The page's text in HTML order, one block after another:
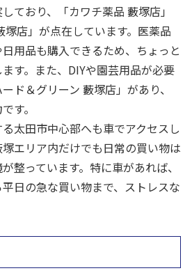
ており、「カワチ薬品 藪塚店」
店」が点在しています。医薬品
用品も購入できるため、ちょっと
す。また、DIYや園芸用品が必要
ド＆グリーン 藪塚店」があり、
す。
太田市中心部へも車でアクセスし
エリア内だけでも日常の買い物は
整っています。特に車があれば、
日の急な買い物まで、ストレスな